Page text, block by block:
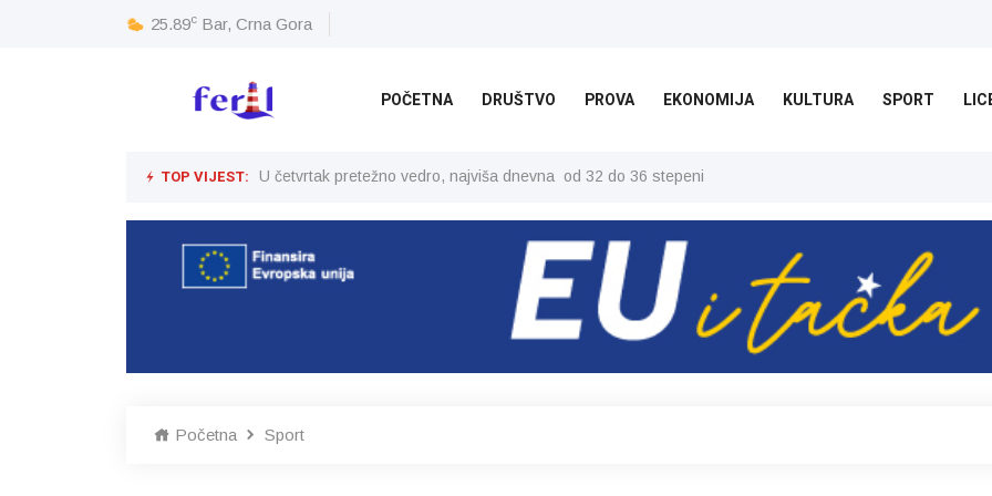
25.89c Bar, Crna Gora
POČETNA DRUŠTVO PROVA EKONOMIJA KULTURA SPORT
TOP VIJEST: U četvrtak pretežno vedro, najviša dnevna od 32 do 36 stepeni
Početna Sport